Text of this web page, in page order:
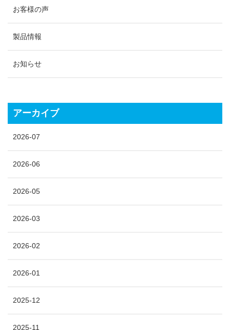
お客様の声
製品情報
お知らせ
アーカイブ
2026-07
2026-06
2026-05
2026-03
2026-02
2026-01
2025-12
2025-11